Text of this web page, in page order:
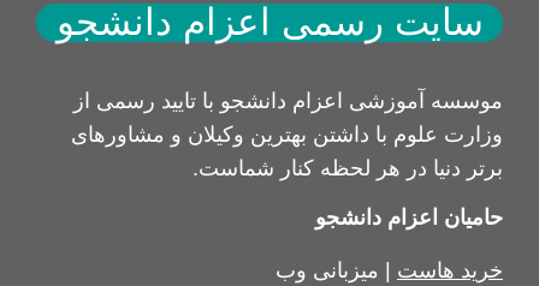
سایت رسمی اعزام دانشجو
موسسه آموزشی اعزام دانشجو با تایید رسمی از
وزارت علوم با داشتن بهترین وکیلان و مشاورهای
برتر دنیا در هر لحظه کنار شماست.
حامیان اعزام دانشجو
خرید هاست | میزبانی وب